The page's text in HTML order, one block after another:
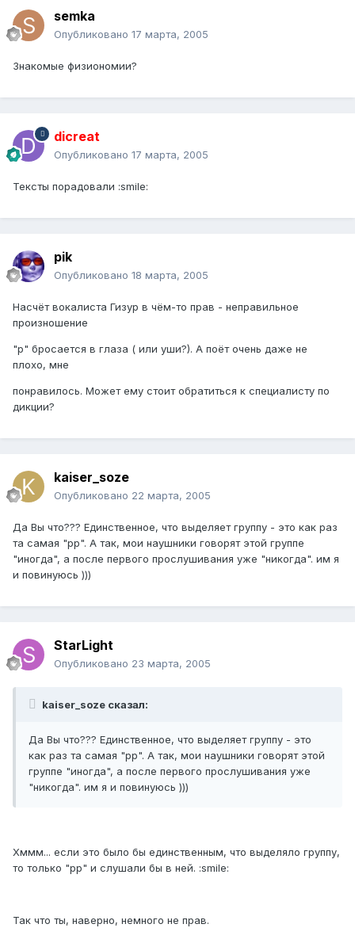
semka
Опубликовано 17 марта, 2005
Знакомые физиономии?
dicreat
Опубликовано 17 марта, 2005
Тексты порадовали :smile:
pik
Опубликовано 18 марта, 2005
Насчёт вокалиста Гизур в чём-то прав - неправильное
произношение
"р" бросается в глаза ( или уши?). А поёт очень даже не
плохо, мне
понравилось. Может ему стоит обратиться к специалисту по
дикции?
kaiser_soze
Опубликовано 22 марта, 2005
Да Вы что??? Единственное, что выделяет группу - это как раз
та самая "рр". А так, мои наушники говорят этой группе
"иногда", а после первого прослушивания уже "никогда". им я
и повинуюсь )))
StarLight
Опубликовано 23 марта, 2005
kaiser_soze сказал:
Да Вы что??? Единственное, что выделяет группу - это
как раз та самая "рр". А так, мои наушники говорят этой
группе "иногда", а после первого прослушивания уже
"никогда". им я и повинуюсь )))
Хммм... если это было бы единственным, что выделяло группу,
то только "рр" и слушали бы в ней. :smile:
Так что ты, наверно, немного не прав.